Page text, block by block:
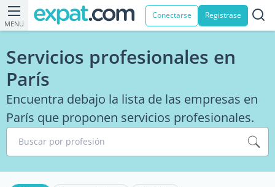
MENU
Conectarse Registrase
Servicios profesionales en
París
Encuentra debajo la lista de las empresas en
París que proponen servicios profesionales.
Buscar por profesión